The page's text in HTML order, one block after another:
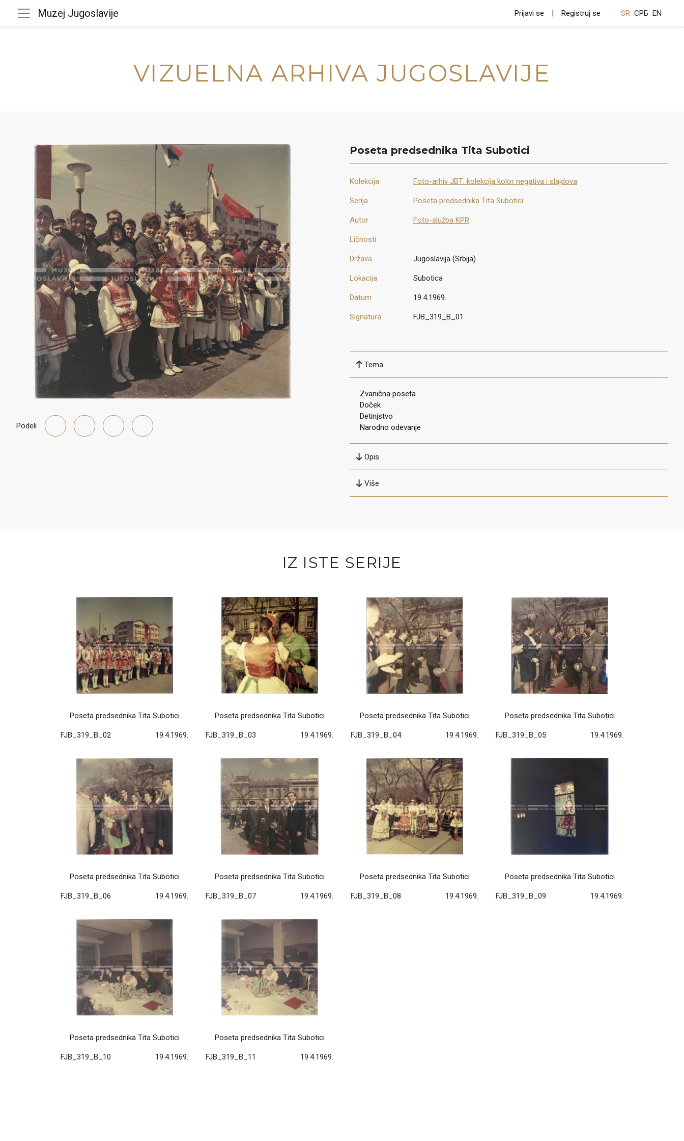
Muzej Jugoslavije Prijavi se Registruj se SR СРБ EN
VIZUELNA ARHIVA JUGOSLAVIJE
Podeli
Poseta predsednika Tita Subotici
Kolekcija Foto-arhiv JBT: kolekcija kolor negativa i slajdova
Serija Poseta predsednika Tita Subotici
Autor Foto-služba KPR
Ličnosti
Država Jugoslavija (Srbija)
Lokacija Subotica
Datum 19.4.1969.
Signatura FJB_319_B_01
Tema
Zvanična poseta
Doček
Detinjstvo
Narodno odevanje
Opis
Više
IZ ISTE SERIJE
Poseta predsednika Tita Subotici
FJB_319_B_02 19.4.1969.
Poseta predsednika Tita Subotici
FJB_319_B_03 19.4.1969.
Poseta predsednika Tita Subotici
FJB_319_B_04 19.4.1969.
Poseta predsednika Tita Subotici
FJB_319_B_05 19.4.1969.
Poseta predsednika Tita Subotici
FJB_319_B_06 19.4.1969.
Poseta predsednika Tita Subotici
FJB_319_B_07 19.4.1969.
Poseta predsednika Tita Subotici
FJB_319_B_08 19.4.1969.
Poseta predsednika Tita Subotici
FJB_319_B_09 19.4.1969.
Poseta predsednika Tita Subotici
FJB_319_B_10 19.4.1969.
Poseta predsednika Tita Subotici
FJB_319_B_11 19.4.1969.